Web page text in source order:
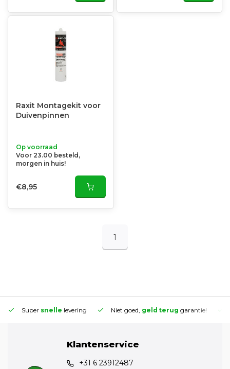
Raxit Montagekit voor
Duivenpinnen
Op voorraad
Voor 23.00 besteld,
morgen in huis!
€8,95
1
Super snelle levering Niet goed, geld terug garantie!
Klantenservice
+31 6 23912487